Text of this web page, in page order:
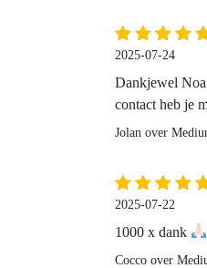
2025-07-24
Dankjewel
contact heb je
Jolan over
2025-07-22
1000 x dank
Cocco over